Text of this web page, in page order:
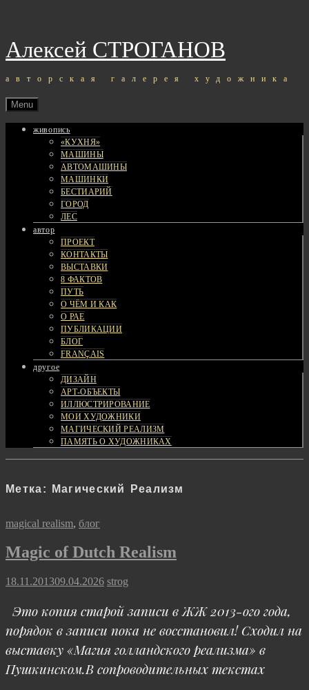
Алексей СТРОГАНОВ
авторская галерея художника
Menu
живопись
«КУХНЯ»
МАШИНЫ
АВТОМАШИНЫ
МАШИНКИ
БЕСТИАРИЙ
ГОРОД
ЛЕС
автор
ПРОЕКТ
КОНТАКТЫ
ВЫСТАВКИ
8 ФАКТОВ
ПУТЬ
О ЧЁМ И КАК
О РАЕ
ПУБЛИКАЦИИ
БЛОГ
FRANÇAIS
другое
ДИЗАЙН
АРТ-ОБЪЕКТЫ
ИЛЛЮСТРИРОВАНИЕ
МОИ ХУДОЖНИКИ
МАГИЧЕСКИЙ РЕАЛИЗМ
ПАМЯТЬ О ХУДОЖНИКАХ
Метка: Магический Реализм
Cat
magical realism, блог
Magic of Dutch Realism
Posted
18.11.201309.04.2026 strog
Это копия старой записи в ЖЖ 2013-ого года,
порядок в записи пока не восстановил! Сходил на
выставку «Магия голландского реализма» в
Пушкинском.В сопроводительных текстах